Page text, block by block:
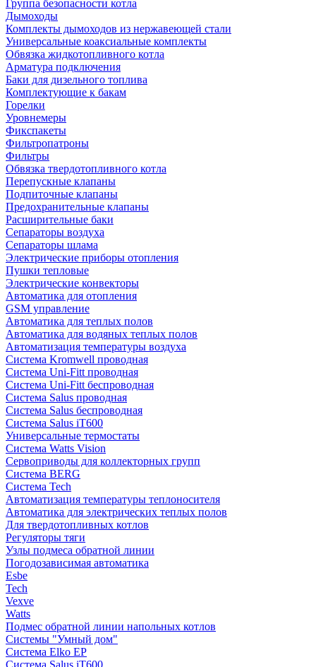
Группа безопасности котла
Дымоходы
Комплекты дымоходов из нержавеющей стали
Универсальные коаксиальные комплекты
Обвязка жидкотопливного котла
Арматура подключения
Баки для дизельного топлива
Комплектующие к бакам
Горелки
Уровнемеры
Фикспакеты
Фильтропатроны
Фильтры
Обвязка твердотопливного котла
Перепускные клапаны
Подпиточные клапаны
Предохранительные клапаны
Расширительные баки
Сепараторы воздуха
Сепараторы шлама
Электрические приборы отопления
Пушки тепловые
Электрические конвекторы
Автоматика для отопления
GSM управление
Автоматика для теплых полов
Автоматика для водяных теплых полов
Автоматизация температуры воздуха
Система Kromwell проводная
Система Uni-Fitt проводная
Система Uni-Fitt беспроводная
Система Salus проводная
Система Salus беспроводная
Система Salus iT600
Универсальные термостаты
Система Watts Vision
Сервоприводы для коллекторных групп
Система BERG
Система Tech
Автоматизация температуры теплоносителя
Автоматика для электрических теплых полов
Для твердотопливных котлов
Регуляторы тяги
Узлы подмеса обратной линии
Погодозависимая автоматика
Esbe
Tech
Vexve
Watts
Подмес обратной линии напольных котлов
Системы "Умный дом"
Система Elko EP
Система Salus iT600